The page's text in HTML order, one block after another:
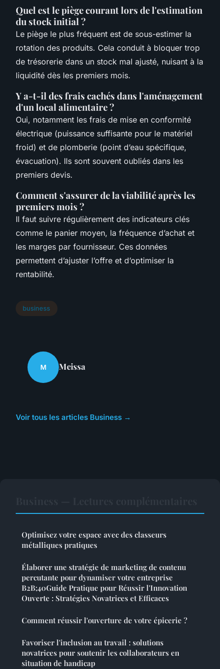
Quel est le piège courant lors de l'estimation
du stock initial ?
Le piège le plus fréquent est de sous-estimer la
rotation des produits. Cela conduit à bloquer trop
de trésorerie dans un stock mal ajusté, nuisant à la
liquidité dès les premiers mois.
Y a-t-il des frais cachés dans l'aménagement
d'un local alimentaire ?
Oui, notamment les frais de mise en conformité
électrique (puissance suffisante pour le matériel
froid) et de plomberie (point d’eau spécifique,
évacuation). Ils sont souvent oubliés dans les
premiers devis.
Comment s'assurer de la viabilité après les
premiers mois ?
Il faut suivre régulièrement des indicateurs clés
comme le panier moyen, la fréquence d’achat et
les marges par fournisseur. Ces données
permettent d’ajuster l’offre et d’optimiser la
rentabilité.
business
M Meissa
Voir tous les articles Business →
Optimisez votre espace avec des classeurs
métalliques pratiques
Élaborer une stratégie de marketing de contenu
percutante pour dynamiser votre entreprise
B2B;40Guide Pratique pour Réussir l'Innovation
Ouverte : Stratégies Novatrices et Efficaces
Comment réussir l'ouverture de votre épicerie ?
Favoriser l'inclusion au travail : solutions
novatrices pour soutenir les collaborateurs en
situation de handicap